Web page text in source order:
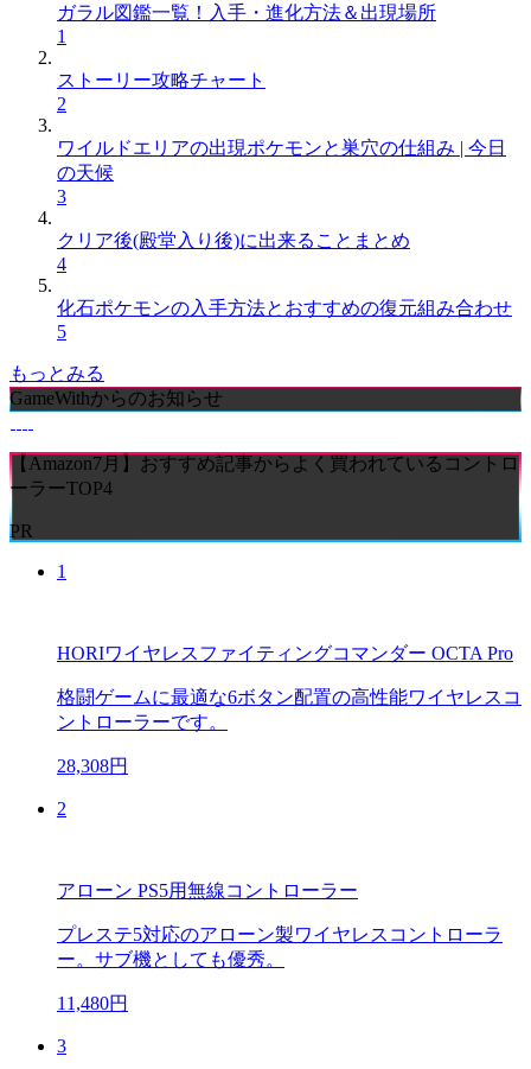
ガラル図鑑一覧！入手・進化方法＆出現場所
1
ストーリー攻略チャート
2
ワイルドエリアの出現ポケモンと巣穴の仕組み | 今日
の天候
3
クリア後(殿堂入り後)に出来ることまとめ
4
化石ポケモンの入手方法とおすすめの復元組み合わせ
5
もっとみる
GameWithからのお知らせ
【Amazon7月】おすすめ記事からよく買われているコントロ
ーラーTOP4
PR
1
HORIワイヤレスファイティングコマンダー OCTA Pro
格闘ゲームに最適な6ボタン配置の高性能ワイヤレスコ
ントローラーです。
28,308円
2
アローン PS5用無線コントローラー
プレステ5対応のアローン製ワイヤレスコントローラ
ー。サブ機としても優秀。
11,480円
3